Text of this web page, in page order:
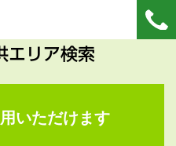
エリア検索
いただけます